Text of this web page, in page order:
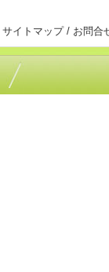
サイトマップ / お問合